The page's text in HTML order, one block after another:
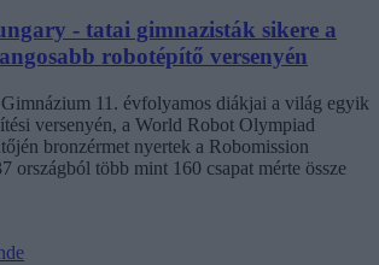
- tatai gimnazisták sikere a
robotépítő versenyén
11. évfolyamos diákjai a világ egyik
versenyén, a World Robot Olympiad
bronzérmet nyertek a Robomission
országból több mint 160 csapat mérte össze